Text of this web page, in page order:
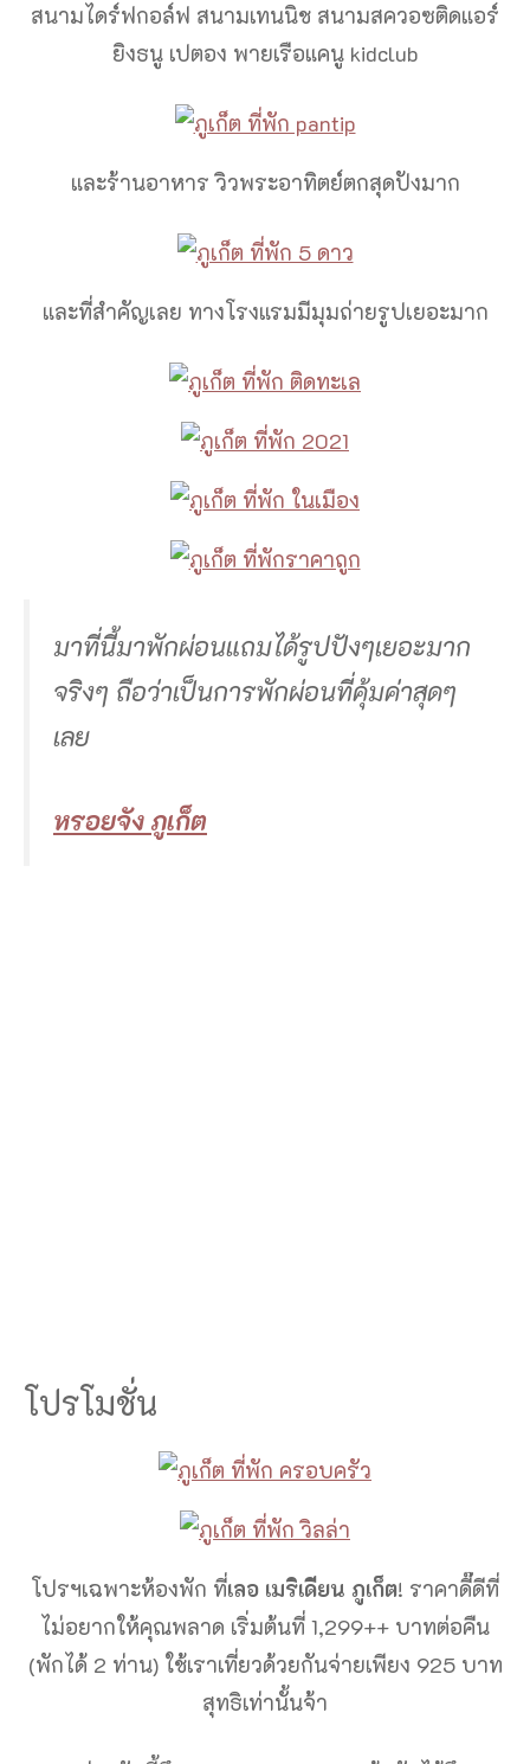
สนามไดร์ฟกอล์ฟ สนามเทนนิช สนามสควอซติดแอร์
ยิงธนู เปตอง พายเรือแคนู kidclub
และร้านอาหาร วิวพระอาทิตย์ตกสุดปังมาก
และที่สำคัญเลย ทางโรงแรมมีมุมถ่ายรูปเยอะมาก
มาที่นี้มาพักผ่อนแถมได้รูปปังๆเยอะมาก
จริงๆ ถือว่าเป็นการพักผ่อนที่คุ้มค่าสุดๆ
เลย
หรอยจัง ภูเก็ต
โปรโมชั่น
โปรฯเฉพาะห้องพัก ที่เลอ เมริเดียน ภูเก็ต! ราคาดี๊ดีที่
ไม่อยากให้คุณพลาด เริ่มต้นที่ 1,299++ บาทต่อคืน
(พักได้ 2 ท่าน) ใช้เราเที่ยวด้วยกันจ่ายเพียง 925 บาท
สุทธิเท่านั้นจ้า